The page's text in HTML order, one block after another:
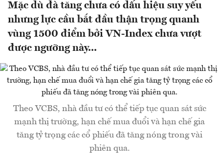
Mặc dù đà tăng chưa có dấu hiệu suy yếu
nhưng lực cầu bắt đầu thận trọng quanh
vùng 1500 điểm bởi VN-Index chưa vượt
được ngưỡng này...
Theo VCBS, nhà đầu tư có thể tiếp tục quan sát sức
mạnh thị trường, hạn chế mua đuổi và hạn chế gia
tăng tỷ trọng các cổ phiếu đã tăng nóng trong vài
phiên qua.